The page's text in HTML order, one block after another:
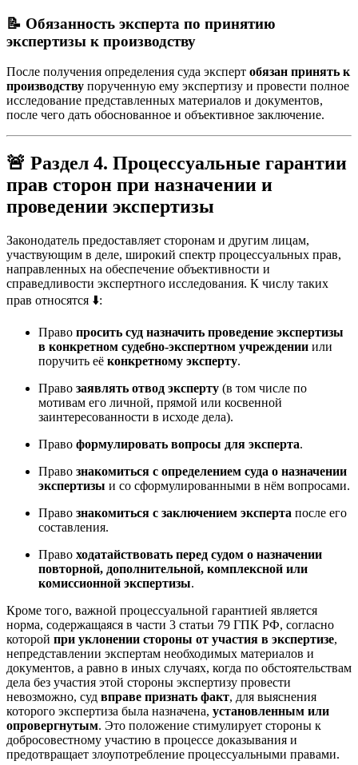
📝 Обязанность эксперта по принятию
экспертизы к производству
После получения определения суда эксперт обязан принять к
производству порученную ему экспертизу и провести полное
исследование представленных материалов и документов,
после чего дать обоснованное и объективное заключение.
🚨 Раздел 4. Процессуальные гарантии
прав сторон при назначении и
проведении экспертизы
Законодатель предоставляет сторонам и другим лицам,
участвующим в деле, широкий спектр процессуальных прав,
направленных на обеспечение объективности и
справедливости экспертного исследования. К числу таких
прав относятся ⬇️:
Право просить суд назначить проведение экспертизы
в конкретном судебно-экспертном учреждении или
поручить её конкретному эксперту.
Право заявлять отвод эксперту (в том числе по
мотивам его личной, прямой или косвенной
заинтересованности в исходе дела).
Право формулировать вопросы для эксперта.
Право знакомиться с определением суда о назначении
экспертизы и со сформулированными в нём вопросами.
Право знакомиться с заключением эксперта после его
составления.
Право ходатайствовать перед судом о назначении
повторной, дополнительной, комплексной или
комиссионной экспертизы.
Кроме того, важной процессуальной гарантией является
норма, содержащаяся в части 3 статьи 79 ГПК РФ, согласно
которой при уклонении стороны от участия в экспертизе,
непредставлении экспертам необходимых материалов и
документов, а равно в иных случаях, когда по обстоятельствам
дела без участия этой стороны экспертизу провести
невозможно, суд вправе признать факт, для выяснения
которого экспертиза была назначена, установленным или
опровергнутым. Это положение стимулирует стороны к
добросовестному участию в процессе доказывания и
предотвращает злоупотребление процессуальными правами.